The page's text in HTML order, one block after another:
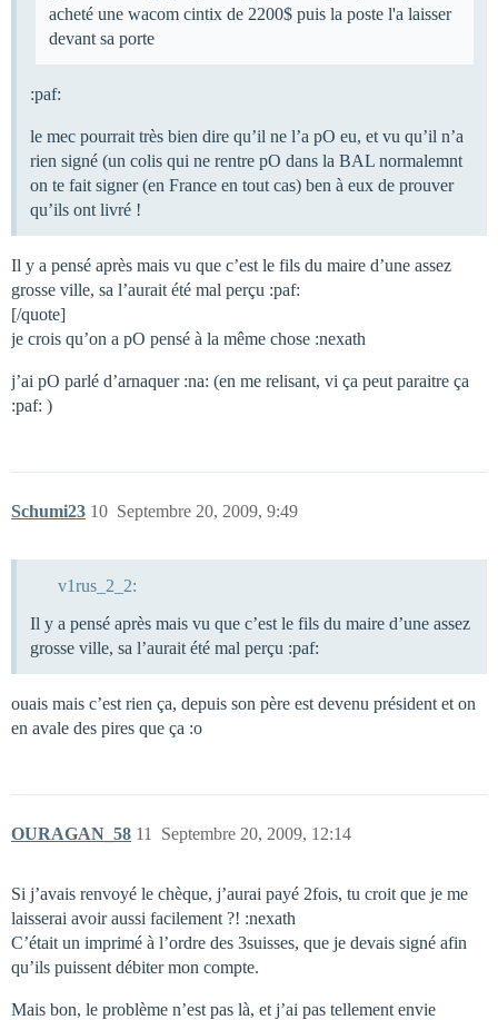
acheté une wacom cintix de 2200$ puis la poste l'a laisser
devant sa porte
:paf:
le mec pourrait très bien dire qu’il ne l’a pO eu, et vu qu’il n’a
rien signé (un colis qui ne rentre pO dans la BAL normalemnt
on te fait signer (en France en tout cas) ben à eux de prouver
qu’ils ont livré !
Il y a pensé après mais vu que c’est le fils du maire d’une assez
grosse ville, sa l’aurait été mal perçu :paf:
[/quote]
je crois qu’on a pO pensé à la même chose :nexath
j’ai pO parlé d’arnaquer :na: (en me relisant, vi ça peut paraitre ça
:paf: )
Schumi23 Septembre 20, 2009, 9:49
10
v1rus_2_2:
Il y a pensé après mais vu que c’est le fils du maire d’une assez
grosse ville, sa l’aurait été mal perçu :paf:
ouais mais c’est rien ça, depuis son père est devenu président et on
en avale des pires que ça :o
OURAGAN_58 Septembre 20, 2009, 12:14
11
Si j’avais renvoyé le chèque, j’aurai payé 2fois, tu croit que je me
laisserai avoir aussi facilement ?! :nexath
C’était un imprimé à l’ordre des 3suisses, que je devais signé afin
qu’ils puissent débiter mon compte.
Mais bon, le problème n’est pas là, et j’ai pas tellement envie